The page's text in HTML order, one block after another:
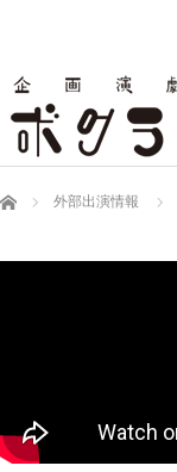
ホーム 外部出演情報